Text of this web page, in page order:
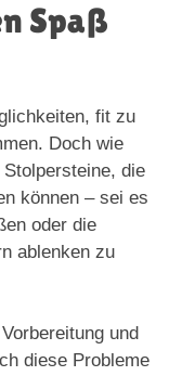
Spaß
fit zu
Doch wie
die
können – sei es
oder die
ablenken zu
und
diese Probleme